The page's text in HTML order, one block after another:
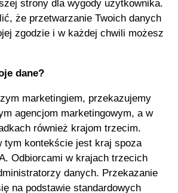
strony dla wygody użytkownika.
że przetwarzanie Twoich danych
zgodzie i w każdej chwili możesz
dane?
marketingiem, przekazujemy
agencjom marketingowym, a w
również krajom trzecim.
tym kontekście jest kraj spoza
Odbiorcami w krajach trzecich
danych. Przekazanie
na podstawie standardowych